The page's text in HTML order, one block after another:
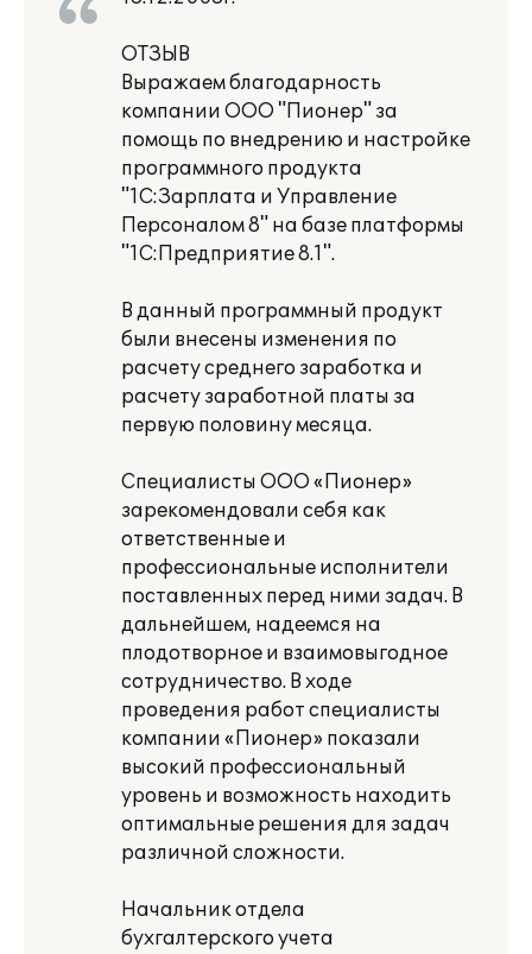
ОТЗЫВ
Выражаем благодарность
компании ООО "Пионер" за
помощь по внедрению и настройке
программного продукта
"1С:Зарплата и Управление
Персоналом 8" на базе платформы
"1С:Предприятие 8.1".
В данный программный продукт
были внесены изменения по
расчету среднего заработка и
расчету заработной платы за
первую половину месяца.
Специалисты ООО «Пионер»
зарекомендовали себя как
ответственные и
профессиональные исполнители
поставленных перед ними задач. В
дальнейшем, надеемся на
плодотворное и взаимовыгодное
сотрудничество. В ходе
проведения работ специалисты
компании «Пионер» показали
высокий профессиональный
уровень и возможность находить
оптимальные решения для задач
различной сложности.
Начальник отдела
бухгалтерского учета